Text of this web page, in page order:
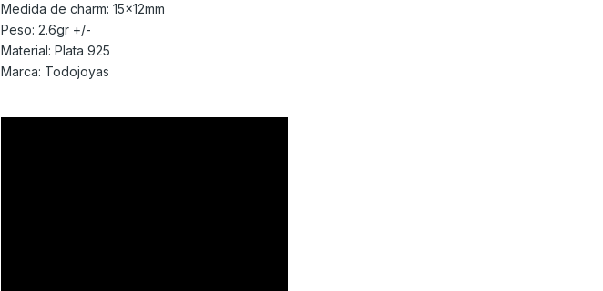
Medida de charm: 15x12mm
Peso: 2.6gr +/-
Material: Plata 925
Marca: Todojoyas